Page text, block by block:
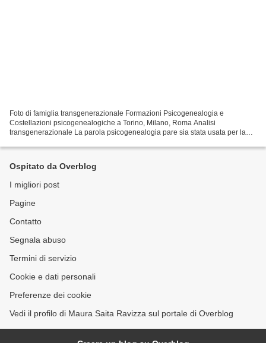
Foto di famiglia transgenerazionale Formazioni Psicogenealogia e
Costellazioni psicogenealogiche a Torino, Milano, Roma Analisi
transgenerazionale La parola psicogenealogia pare sia stata usata per la
Ospitato da Overblog
I migliori post
Pagine
Contatto
Segnala abuso
Termini di servizio
Cookie e dati personali
Preferenze dei cookie
Vedi il profilo di Maura Saita Ravizza sul portale di Overblog